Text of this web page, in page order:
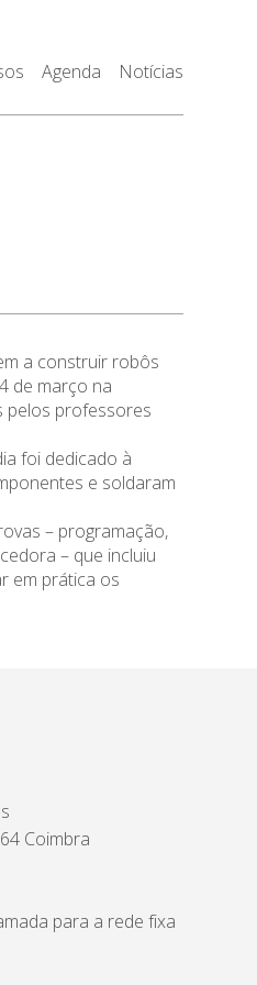
Agenda Notícias
a construir robôs
de março na
pelos professores
foi dedicado à
e soldaram
– programação,
– que incluiu
em prática os
Coimbra
para a rede fixa